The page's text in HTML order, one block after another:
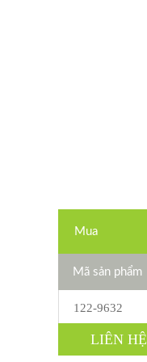
Mua
Mã sản phẩm
122-9632
LIÊN HỆ